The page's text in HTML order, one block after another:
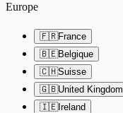
Europe
🇫🇷France
🇧🇪Belgique
🇨🇭Suisse
🇬🇧United Kingdom
🇮🇪Ireland